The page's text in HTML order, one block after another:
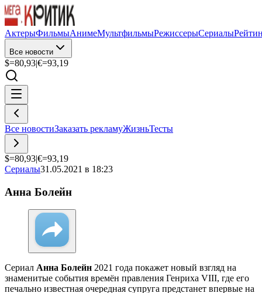
АктерыФильмыАнимеМультфильмыРежиссерыСериалы
Все новости
$=80,93|€=93,19
Все новостиЗаказать рекламуЖизньТесты
$=80,93|€=93,19
Сериалы31.05.2021 в 18:23
Анна Болейн
Сериал Анна Болейн 2021 года покажет новый взгляд на
знаменитые события времён правления Генриха VIII, где его
печально известная очередная супруга предстанет впервые на